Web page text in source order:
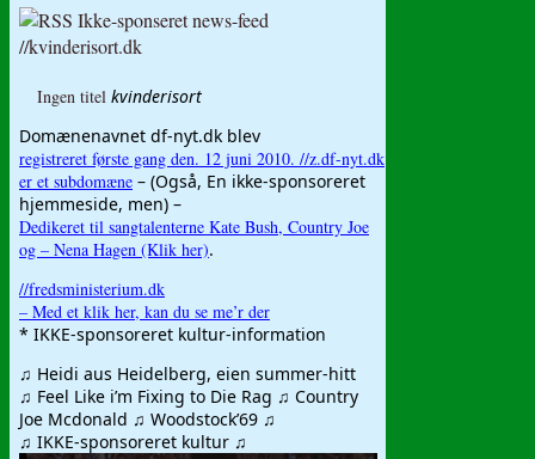
Ikke-sponseret news-feed
//kvinderisort.dk
Ingen titel kvinderisort
Domænenavnet df-nyt.dk blev
registreret første gang den. 12 juni 2010. //z.df-nyt.dk
er et subdomæne – (Også, En ikke-sponsoreret
hjemmeside, men) –
Dedikeret til sangtalenterne Kate Bush, Country Joe
og – Nena Hagen (Klik her).
//fredsministerium.dk
– Med et klik her, kan du se me’r der
* IKKE-sponsoreret kultur-information
♫ Heidi aus Heidelberg, eien summer-hitt
♫ Feel Like i’m Fixing to Die Rag ♫ Country
Joe Mcdonald ♫ Woodstock’69 ♫
♫ IKKE-sponsoreret kultur ♫